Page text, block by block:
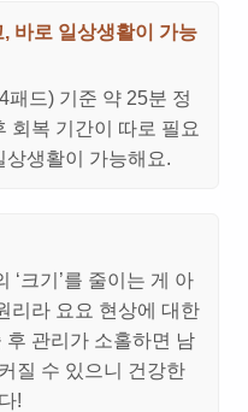
바로 일상생활이 가능
패드) 기준 약 25분 정
회복 기간이 따로 필요
상생활이 가능해요.
‘크기’를 줄이는 게 아
리라 요요 현상에 대한
후 관리가 소홀하면 남
질 수 있으니 건강한
!